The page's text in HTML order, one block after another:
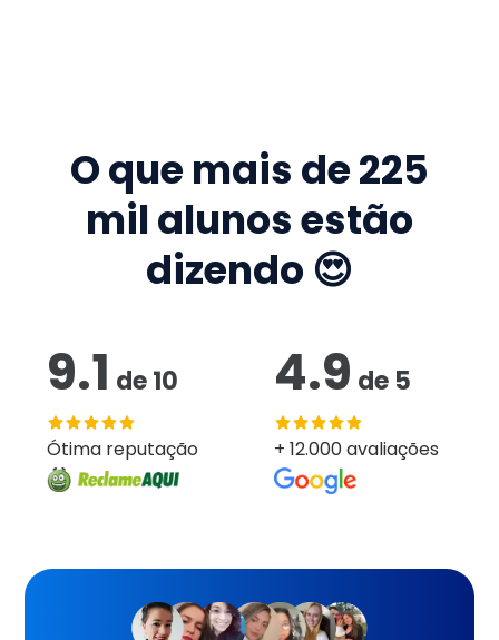
O que mais de225
mil alunos estão
dizendo 😍
9.1 de10
Ótima reputação
4.9 de 5
+ 12.000 avaliações